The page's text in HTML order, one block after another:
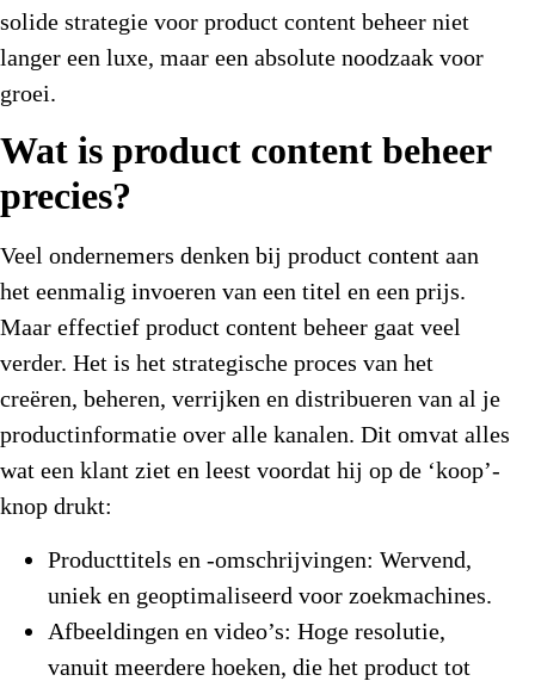
solide strategie voor product content beheer niet
langer een luxe, maar een absolute noodzaak voor
groei.
Wat is product content beheer
precies?
Veel ondernemers denken bij product content aan
het eenmalig invoeren van een titel en een prijs.
Maar effectief product content beheer gaat veel
verder. Het is het strategische proces van het
creëren, beheren, verrijken en distribueren van al je
productinformatie over alle kanalen. Dit omvat alles
wat een klant ziet en leest voordat hij op de ‘koop’-
knop drukt:
Producttitels en -omschrijvingen: Wervend,
uniek en geoptimaliseerd voor zoekmachines.
Afbeeldingen en video’s: Hoge resolutie,
vanuit meerdere hoeken, die het product tot